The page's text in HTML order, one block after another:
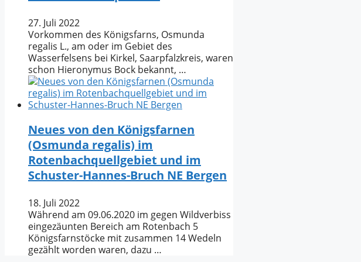
27. Juli 2022
Vorkommen des Königsfarns, Osmunda
regalis L., am oder im Gebiet des
Wasserfelsens bei Kirkel, Saarpfalzkreis, waren
schon Hieronymus Bock bekannt, …
Neues von den Königsfarnen
(Osmunda regalis) im
Rotenbachquellgebiet und im
Schuster-Hannes-Bruch NE Bergen
18. Juli 2022
Während am 09.06.2020 im gegen Wildverbiss
eingezäunten Bereich am Rotenbach 5
Königsfarnstöcke mit zusammen 14 Wedeln
gezählt worden waren, dazu …